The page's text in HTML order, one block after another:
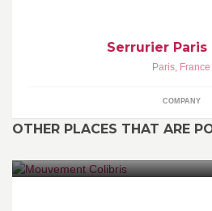
Serrurier Paris
Paris, France
COMPANY
OTHER PLACES THAT ARE